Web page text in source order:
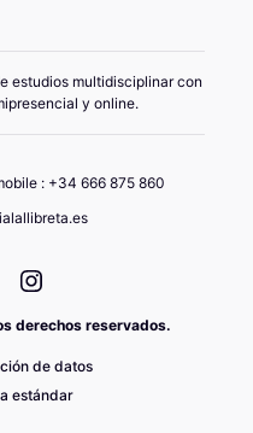
estudios multidisciplinar con
y online.
: +34 666 875 860
derechos reservados.
de datos
estándar